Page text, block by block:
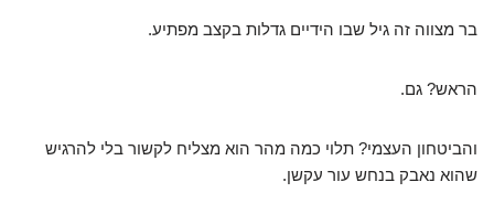
בר מצווה זה גיל שבו הידיים גדלות בקצב מפתיע.
הראש? גם.
והביטחון העצמי? תלוי כמה מהר הוא מצליח לקשור בלי להרגיש
שהוא נאבק בנחש עור עקשן.